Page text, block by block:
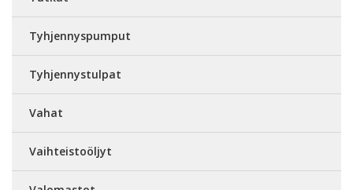
Tyhjennyspumput
Tyhjennystulpat
Vahat
Vaihteistoöljyt